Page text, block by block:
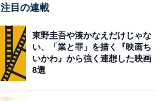
注目の連載
東野圭吾や湊かなえだけじゃな
い、「業と罪」を描く『映画ち
いかわ』から強く連想した映画
8選